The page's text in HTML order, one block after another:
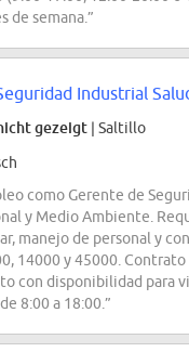
de semana.”
gezeigt | Saltillo
como Gerente de
y Medio Ambiente.
manejo de personal y
14000 y 45000.
con disponibilidad para
8:00 a 18:00.”